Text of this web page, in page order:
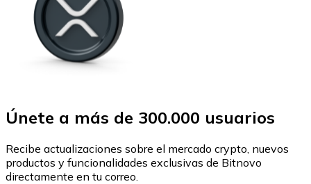
Únete a más de 300.000 usuarios
Recibe actualizaciones sobre el mercado crypto, nuevos
productos y funcionalidades exclusivas de Bitnovo
directamente en tu correo.